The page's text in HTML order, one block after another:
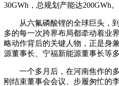
30GWh，总规划产能达200GWh。
从六氟磷酸锂的全球巨头，
多的每一次跨界布局都牵动着业
略动作背后的关键人物，正是身
源董事长、宁福新能源董事长等
一个多月后，在河南焦作的
刚结束董事会会议、步履匆忙的李